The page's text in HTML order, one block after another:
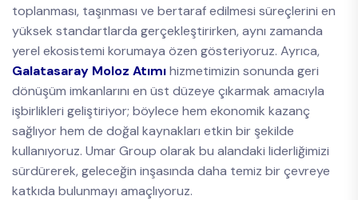
toplanması, taşınması ve bertaraf edilmesi süreçlerini en
yüksek standartlarda gerçekleştirirken, aynı zamanda
yerel ekosistemi korumaya özen gösteriyoruz. Ayrıca,
Galatasaray Moloz Atımıhizmetimizin sonunda geri
dönüşüm imkanlarını en üst düzeye çıkarmak amacıyla
işbirlikleri geliştiriyor; böylece hem ekonomik kazanç
sağlıyor hem de doğal kaynakları etkin bir şekilde
kullanıyoruz. Umar Group olarak bu alandaki liderliğimizi
sürdürerek, geleceğin inşasında daha temiz bir çevreye
katkıda bulunmayı amaçlıyoruz.